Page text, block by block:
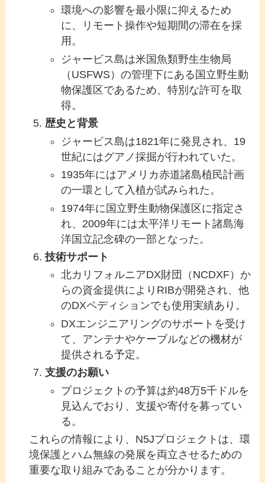
環境への影響を最小限に抑えるため
に、リモート操作や短期間の滞在を採
用。
ジャービス島は米国魚類野生生物局
（USFWS）の管理下にある国立野生動
物保護区であるため、特別な許可を取
得。
歴史と背景
ジャービス島は1821年に発見され、19
世紀にはグアノ採掘が行われていた。
1935年にはアメリカ赤道諸島植民計画
の一環として入植が試みられた。
1974年に国立野生動物保護区に指定さ
れ、2009年には太平洋リモート諸島海
洋国立記念碑の一部となった。
技術サポート
北カリフォルニアDX財団（NCDXF）か
らの資金提供によりRIBが開発され、他
のDXペディションでも使用実績あり。
DXエンジニアリングのサポートを受け
て、アンテナやケーブルなどの機材が
提供される予定。
支援のお願い
プロジェクトの予算は約48万5千ドルを
見込んでおり、支援や寄付を募ってい
る。
これらの情報により、N5Jプロジェクトは、環
境保護とハム無線の発展を両立させるための
重要な取り組みであることが分かります。